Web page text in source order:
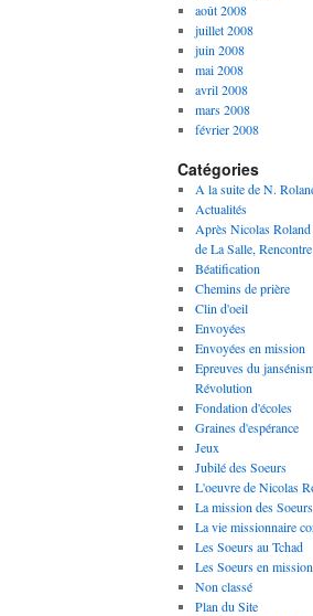
août 2008
juillet 2008
juin 2008
mai 2008
avril 2008
mars 2008
février 2008
Catégories
A la suite de N.
Actualités
Après Nicolas Roland
de La Salle,
Béatification
Chemins de prière
Clin d'oeil
Envoyées
Envoyées en mission
Epreuves du
Révolution
Fondation d'écoles
Graines d'espérance
Jeux
Jubilé des Soeurs
L'oeuvre de Nicolas
La mission des
La vie missionnaire
Les Soeurs au Tchad
Les Soeurs en
Non classé
Plan du Site